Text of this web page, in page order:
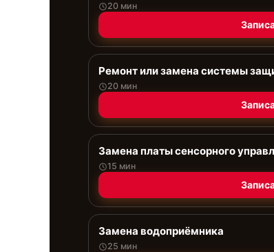
20 мин
Ремонт или замена системы
20 мин
Замена платы сенсорного
15 мин
Замена водоприёмника
25 мин